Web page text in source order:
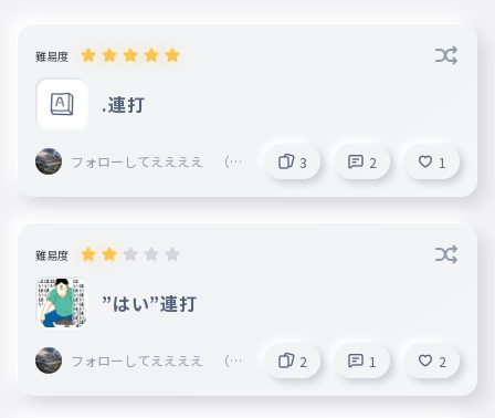
難易度
.連打
フォローしてええええ （フ
3 2 1
難易度
”はい”連打
フォローしてええええ （フ
2 1 2